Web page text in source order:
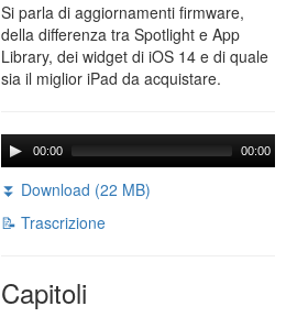
Si parla di aggiornamenti firmware,
della differenza tra Spotlight e App
Library, dei widget di iOS 14 e di quale
sia il miglior iPad da acquistare.
00:00 00:00
⏬ Download (22 MB)
📝 Trascrizione
Capitoli